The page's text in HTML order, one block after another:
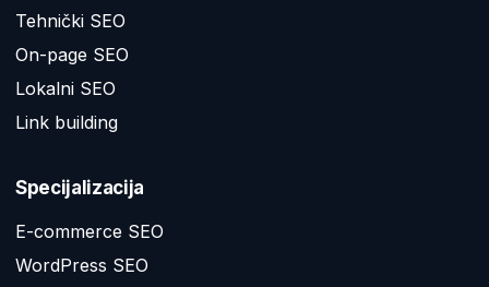
Tehnički SEO
On-page SEO
Lokalni SEO
Link building
Specijalizacija
E-commerce SEO
WordPress SEO